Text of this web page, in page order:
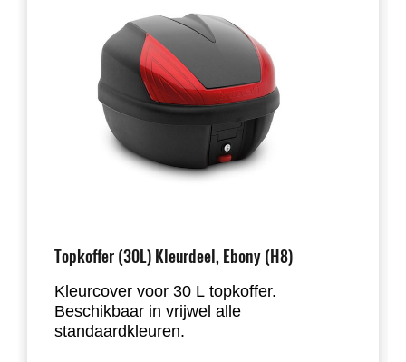
Topkoffer (30L) Kleurdeel, Ebony (H8)
Kleurcover voor 30 L topkoffer.
Beschikbaar in vrijwel alle
standaardkleuren.